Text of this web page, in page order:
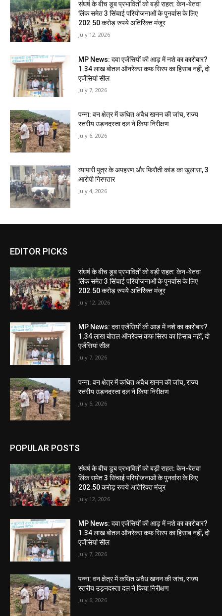
संघर्ष के बीच डूब प्रभावितों को बड़ी राहत: केन-बेतवा
लिंक समेत 3 सिंचाई परियोजनाओं के पुनर्वास के लिए
202.50 करोड़ रुपये अतिरिक्त मंजूर
July 12, 2026
MP News: दवा एजेंसियों की आड़ में नशे का कारोबार?
1.34 लाख बोतल ऑनरेक्स कफ सिरप का हिसाब नहीं, दो
एजेंसियां सील
July 7, 2026
पन्ना: वन क्षेत्र में कथित अवैध खनन की जांच, राज्य
स्तरीय उड़नदस्ता दल ने किया निरीक्षण
July 6, 2026
व्यापारी पुत्र के अपहरण और फिरौती कांड का खुलासा, 3
आरोपी गिरफ्तार
July 4, 2026
EDITOR PICKS
संघर्ष के बीच डूब प्रभावितों को बड़ी राहत: केन-बेतवा
लिंक समेत 3 सिंचाई परियोजनाओं के पुनर्वास के लिए
202.50 करोड़ रुपये अतिरिक्त मंजूर
July 12, 2026
MP News: दवा एजेंसियों की आड़ में नशे का कारोबार?
1.34 लाख बोतल ऑनरेक्स कफ सिरप का हिसाब नहीं, दो
एजेंसियां सील
July 7, 2026
पन्ना: वन क्षेत्र में कथित अवैध खनन की जांच, राज्य
स्तरीय उड़नदस्ता दल ने किया निरीक्षण
July 6, 2026
POPULAR POSTS
संघर्ष के बीच डूब प्रभावितों को बड़ी राहत: केन-बेतवा
लिंक समेत 3 सिंचाई परियोजनाओं के पुनर्वास के लिए
202.50 करोड़ रुपये अतिरिक्त मंजूर
July 12, 2026
MP News: दवा एजेंसियों की आड़ में नशे का कारोबार?
1.34 लाख बोतल ऑनरेक्स कफ सिरप का हिसाब नहीं, दो
एजेंसियां सील
July 7, 2026
पन्ना: वन क्षेत्र में कथित अवैध खनन की जांच, राज्य
स्तरीय उड़नदस्ता दल ने किया निरीक्षण
July 6, 2026